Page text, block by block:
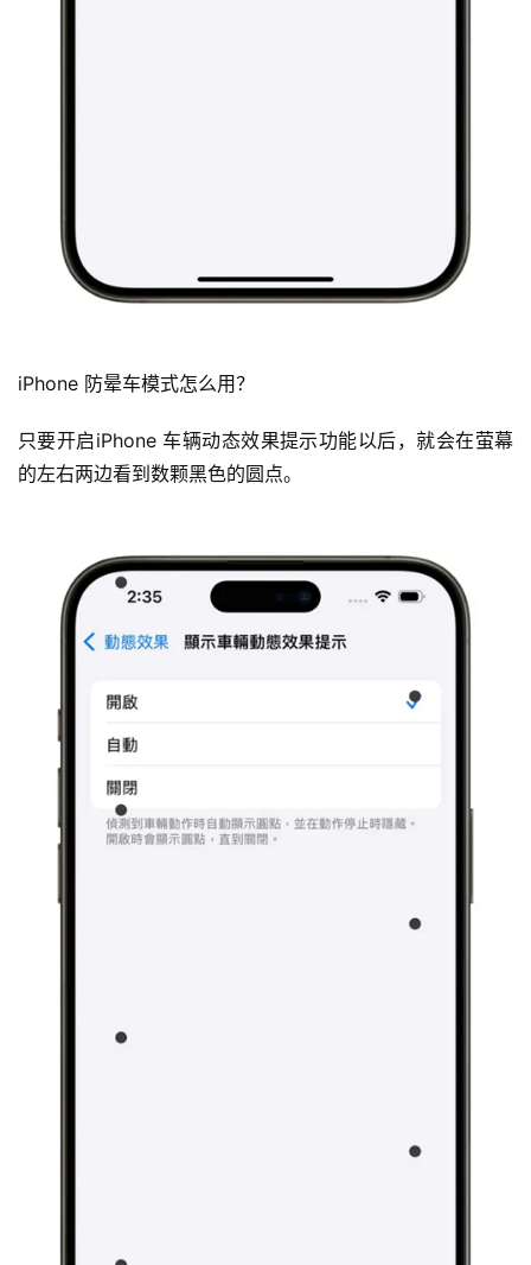
iPhone 防晕车模式怎么用？
只要开启iPhone 车辆动态效果提示功能以后，就会在萤幕
的左右两边看到数颗黑色的圆点。